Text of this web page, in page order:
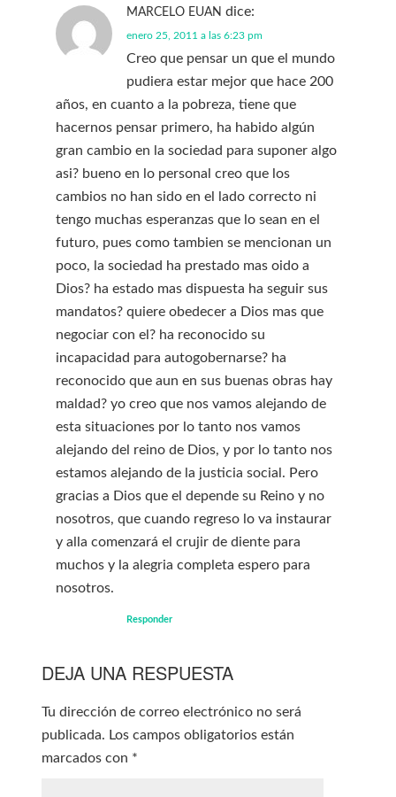
MARCELO EUAN dice:
enero 25, 2011 a las 6:23 pm
Creo que pensar un que el mundo
pudiera estar mejor que hace 200
años, en cuanto a la pobreza, tiene que
hacernos pensar primero, ha habido algún
gran cambio en la sociedad para suponer algo
asi? bueno en lo personal creo que los
cambios no han sido en el lado correcto ni
tengo muchas esperanzas que lo sean en el
futuro, pues como tambien se mencionan un
poco, la sociedad ha prestado mas oido a
Dios? ha estado mas dispuesta ha seguir sus
mandatos? quiere obedecer a Dios mas que
negociar con el? ha reconocido su
incapacidad para autogobernarse? ha
reconocido que aun en sus buenas obras hay
maldad? yo creo que nos vamos alejando de
esta situaciones por lo tanto nos vamos
alejando del reino de Dios, y por lo tanto nos
estamos alejando de la justicia social. Pero
gracias a Dios que el depende su Reino y no
nosotros, que cuando regreso lo va instaurar
y alla comenzará el crujir de diente para
muchos y la alegria completa espero para
nosotros.
Responder
DEJA UNA RESPUESTA
Tu dirección de correo electrónico no será
publicada. Los campos obligatorios están
marcados con *